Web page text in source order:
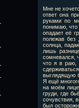
Мне не
ответ она
руками по
понимаю, что
опадает её
полежав без
солнца,
лишь
сомневался,
что я в раю,
выглядящую
Я ещё
на моём
груди, где
сочувствия,
был